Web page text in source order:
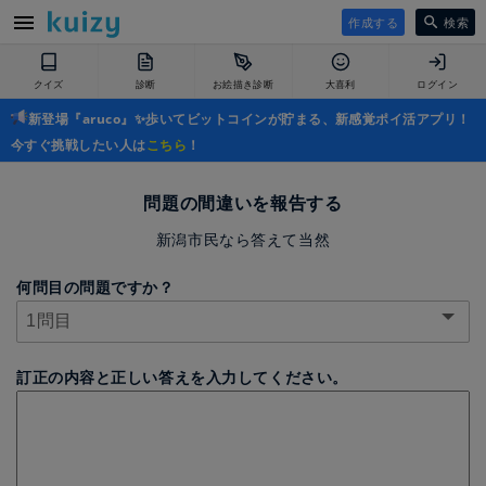
作成する 検索
クイズ 診断 お絵描き診断 大喜利 ログイン
新登場『aruco』✨歩いてビットコインが貯まる、新感覚ポイ活アプリ！
今すぐ挑戦したい人はこちら ！
問題の間違いを報告する
新潟市民なら答えて当然
何問目の問題ですか？
訂正の内容と正しい答えを入力してください。